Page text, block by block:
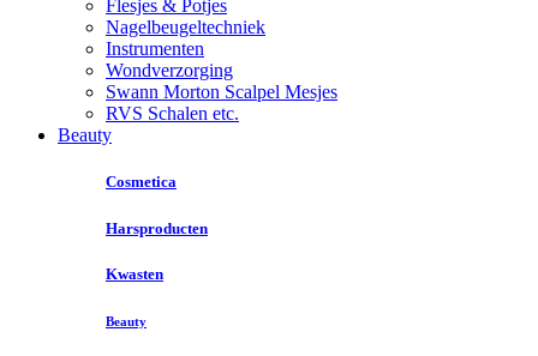
Flesjes & Potjes
Nagelbeugeltechniek
Instrumenten
Wondverzorging
Swann Morton Scalpel Mesjes
RVS Schalen etc.
Beauty
Cosmetica
Harsproducten
Kwasten
Beauty